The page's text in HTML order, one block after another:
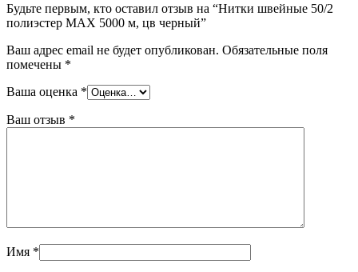
Будьте первым, кто оставил отзыв на “Нитки швейные 50/2
полиэстер MAX 5000 м, цв черный”
Ваш адрес email не будет опубликован. Обязательные поля
помечены *
Ваша оценка *
Ваш отзыв *
Имя *